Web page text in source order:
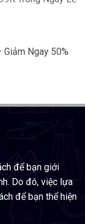
Ngay 50%
để bạn giới
Do đó, việc lựa
để bạn thể hiện